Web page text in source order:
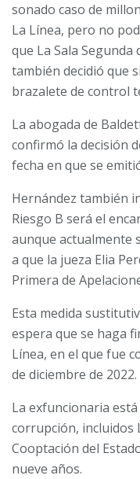
sonado caso de
La Línea, pero no
que La Sala Segunda
también decidió que
brazalete de control
La abogada de
confirmó la decisión
fecha en que se
Hernández también
Riesgo B será el
aunque actualmente
a que la jueza Elia
Primera de
Esta medida
espera que se haga
Línea, en el que fue
de diciembre de 2022.
La exfuncionaria
corrupción, incluidos
Cooptación del
nueve años.